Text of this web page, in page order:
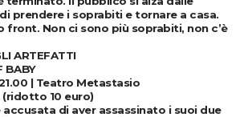
prendere i soprabiti e tornare a casa.
front. Non ci sono più soprabiti, non c’è
ARTEFATTI
BABY
| Teatro Metastasio
10 euro)
accusata di aver assassinato i suoi due